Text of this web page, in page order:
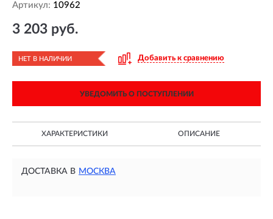
Артикул: 10962
3 203 руб.
НЕТ В НАЛИЧИИ Добавить к сравнению
УВЕДОМИТЬ О ПОСТУПЛЕНИИ
ХАРАКТЕРИСТИКИ ОПИСАНИЕ
ДОСТАВКА В МОСКВА